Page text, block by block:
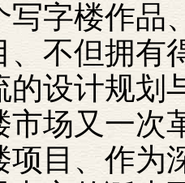
写字楼作品
、不但拥有
的设计规划
市场又一次
项目、作为